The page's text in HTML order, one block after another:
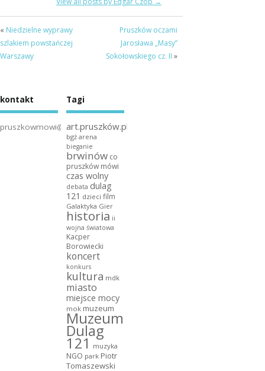
« Niedzielne wyprawy
szlakiem powstańczej
Warszawy
Pruszków oczami
Jarosława „Masy”
Sokołowskiego cz. II »
kontakt
pruszkowmowi@gmail.com
Tagi
art.pruszków.pl
bgż arena
bieganie
brwinów co
pruszków mówi
czas wolny
debata dulag
121 dzieci film
Galaktyka Gier
historia ii
wojna światowa
Kacper
Borowiecki
koncert
konkurs
kultura mdk
miasto
miejsce mocy
mok muzeum
Muzeum
Dulag
121 muzyka
NGO park Piotr
Tomaszewski